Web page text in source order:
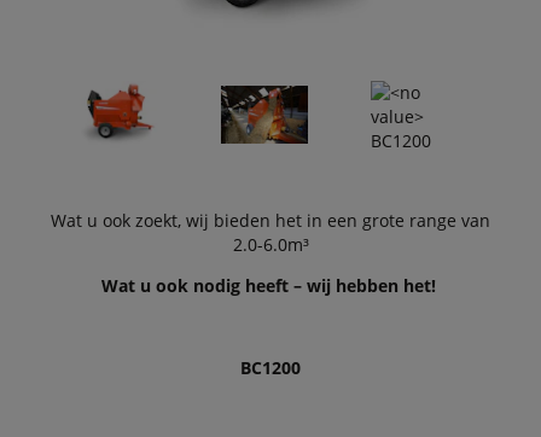
Wat u ook zoekt, wij bieden het in een grote range van
2.0-6.0m³
Wat u ook nodig heeft – wij hebben het!
BC1200